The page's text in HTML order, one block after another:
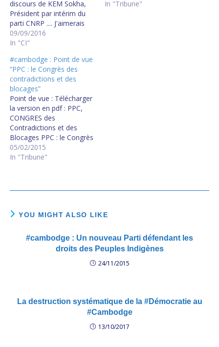
discours de KEM Sokha,
Président par intérim du
parti CNRP .... J'aimerais
pour commencer exprimer
ma gratitude vis-à-vis de la
l'intérieur qu'à l'extérieur
du Cambodge pour son
soutien à mon égard et
spécialement vis-à-vis des
militants pour leur
abnégation et…
09/09/2016
In "CI"
In "Tribune"
#cambodge : Point de vue
“PPC : le Congrès des
contradictions et des
blocages”
Point de vue : Télécharger
la version en pdf : PPC,
CONGRES des
Contradictions et des
Blocages PPC : le Congrès
des contradictions et des
blocages Par DY KARETH
tourmentes qui ont agité
05/02/2015
In "Tribune"
YOU MIGHT ALSO LIKE
#cambodge : Un nouveau Parti défendant les
droits des Peuples Indigènes
24/11/2015
La destruction systématique de la #Démocratie au
#Cambodge
13/10/2017